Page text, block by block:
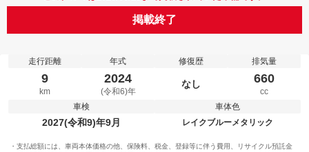
掲載終了
走行距離
9
km
年式
2024
(令和6)年
修復歴
なし
排気量
660
cc
車検
2027(令和9)年9月
車体色
レイクブルーメタリック
支払総額には、車両本体価格の他、保険料、税金、登録等に伴う費用、リサイクル預託金